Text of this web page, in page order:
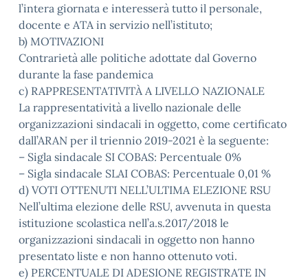
l’intera giornata e interesserà tutto il personale,
docente e ATA in servizio nell’istituto;
b) MOTIVAZIONI
Contrarietà alle politiche adottate dal Governo
durante la fase pandemica
c) RAPPRESENTATIVITÀ A LIVELLO NAZIONALE
La rappresentatività a livello nazionale delle
organizzazioni sindacali in oggetto, come certificato
dall’ARAN per il triennio 2019-2021 è la seguente:
– Sigla sindacale SI COBAS: Percentuale 0%
– Sigla sindacale SLAI COBAS: Percentuale 0,01 %
d) VOTI OTTENUTI NELL’ULTIMA ELEZIONE RSU
Nell’ultima elezione delle RSU, avvenuta in questa
istituzione scolastica nell’a.s.2017/2018 le
organizzazioni sindacali in oggetto non hanno
presentato liste e non hanno ottenuto voti.
e) PERCENTUALE DI ADESIONE REGISTRATE IN